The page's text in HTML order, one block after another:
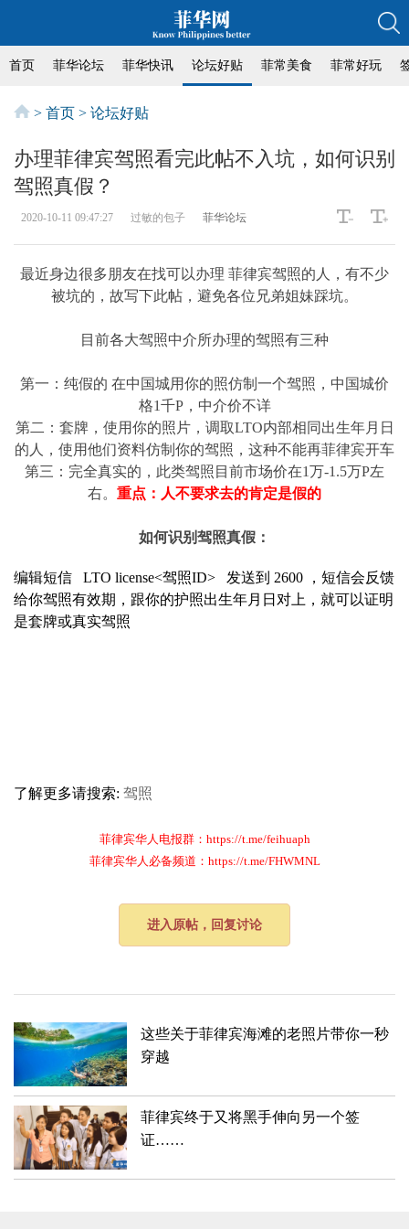
首页 菲华论坛 菲华快讯 论坛好贴 菲常美食 菲常好玩
> 首页 > 论坛好贴
办理菲律宾驾照看完此帖不入坑，如何识别
驾照真假？
2020-10-11 09:47:27 过敏的包子 菲华论坛
最近身边很多朋友在找可以办理 菲律宾驾照的人，有不少
被坑的，故写下此帖，避免各位兄弟姐妹踩坑。
目前各大驾照中介所办理的驾照有三种
第一：纯假的 在中国城用你的照仿制一个驾照，中国城价
格1千P，中介价不详
第二：套牌，使用你的照片，调取LTO内部相同出生年月日
的人，使用他们资料仿制你的驾照，这种不能再菲律宾开车
第三：完全真实的，此类驾照目前市场价在1万-1.5万P左
右。 重点：人不要求去的肯定是假的
如何识别驾照真假：
编辑短信 LTO license<驾照ID> 发送到 2600 ，短信会反馈
给你驾照有效期，跟你的护照出生年月日对上，就可以证明
是套牌或真实驾照
了解更多请搜索: 驾照
菲律宾华人电报群：https://t.me/feihuaph
菲律宾华人必备频道：https://t.me/FHWMNL
进入原帖，回复讨论
这些关于菲律宾海滩的老照片带你一秒
穿越
菲律宾终于又将黑手伸向另一个签
证……